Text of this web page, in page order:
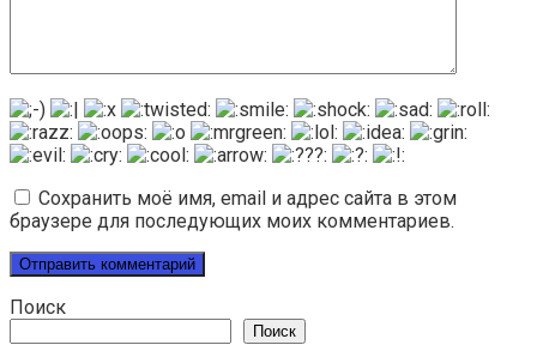
Сохранить моё имя, email и адрес сайта в этом
браузере для последующих моих комментариев.
Поиск
Поиск